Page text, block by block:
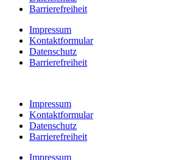
Barrierefreiheit
Impressum
Kontaktformular
Datenschutz
Barrierefreiheit
Impressum
Kontaktformular
Datenschutz
Barrierefreiheit
Impressum